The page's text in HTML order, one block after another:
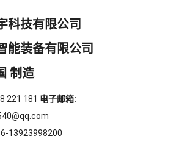
科技有限公司
能装备有限公司
制造
221 181 电子邮箱:
13923998200